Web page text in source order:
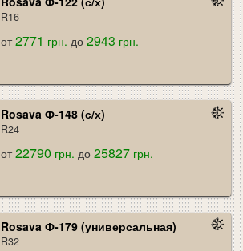
R16
от2771 грн. до2943 грн.
Rosava Ф-148 (с/х)
R24
от22790 грн. до25827 грн.
Rosava Ф-179 (универсальная)
R32